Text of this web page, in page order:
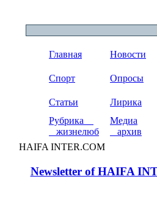
Главная Новости
Спорт Опросы
Статьи Лирика
Рубрика
жизнелюб
Медиа
архив
HAIFA INTER.COM
Newsletter of HAIFA